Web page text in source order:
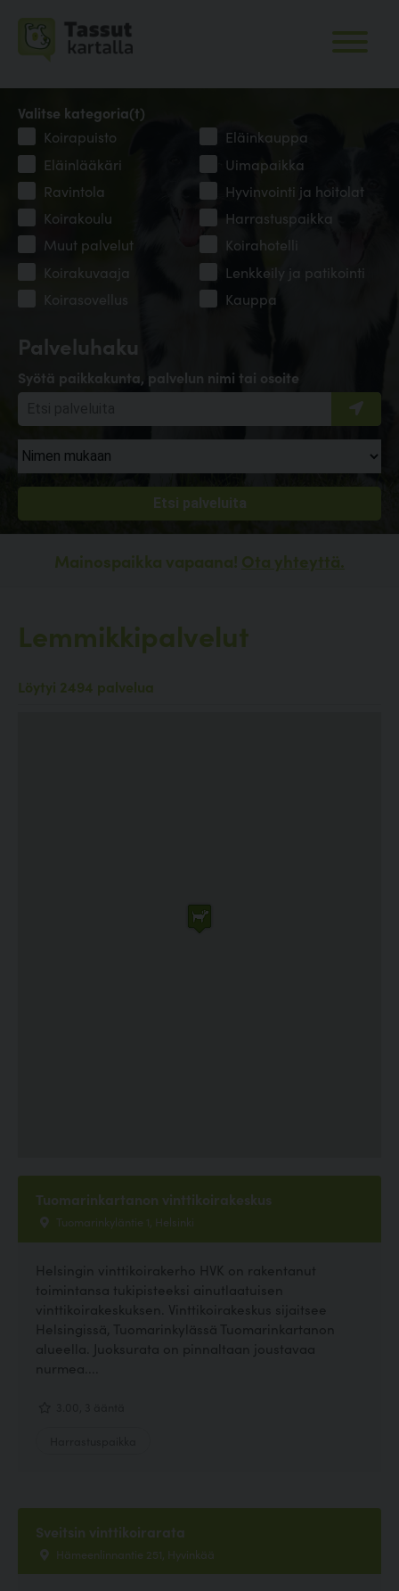
Palveluhaku
Syötä paikkakunta, palvelun nimi tai osoite
Valitse kategoria(t)
Koirapuisto
Eläinkauppa
Eläinlääkäri
Uimapaikka
Ravintola
Hyvinvointi ja hoitolat
Koirakoulu
Harrastuspaikka
Muut palvelut
Koirahotelli
Koirakuvaaja
Lenkkeily ja patikointi
Koirasovellus
Kauppa
Mainospaikka vapaana! Ota yhteyttä.
Lemmikkipalvelut
Löytyi 2494 palvelua
Tuomarinkartanon vinttikoirakeskus
Tuomarinkyläntie 1, Helsinki
Helsingin vinttikoirakerho HVK on rakentanut
toimintansa tukipisteeksi ainutlaatuisen
vinttikoirakeskuksen. Vinttikoirakeskus sijaitsee
Helsingissä, Tuomarinkylässä Tuomarinkartanon
alueella. Juoksurata on pinnaltaan joustavaa
nurmea....
Sveitsin vinttikoirarata
Hämeenlinnantie 251, Hyvinkää